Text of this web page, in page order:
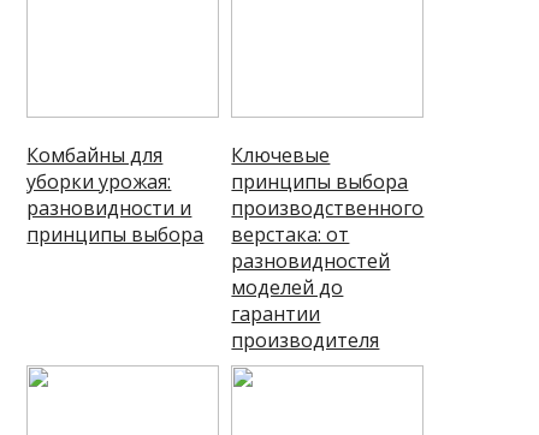
Комбайны для
уборки урожая:
разновидности и
принципы выбора
Ключевые
принципы выбора
производственного
верстака: от
разновидностей
моделей до
гарантии
производителя